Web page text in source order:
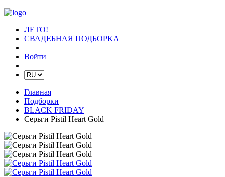
ЛЕТО!
СВАДЕБНАЯ ПОДБОРКА
Войти
Главная
Подборки
BLACK FRIDAY
Серьги Pistil Heart Gold